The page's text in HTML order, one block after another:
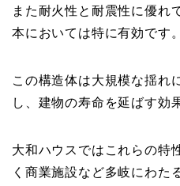
また耐火性と耐震性に優れ
本においては特に有効です。
この構造体は大規模な揺れ
し、建物の寿命を延ばす効
大和ハウスではこれらの特
く商業施設など多岐にわた